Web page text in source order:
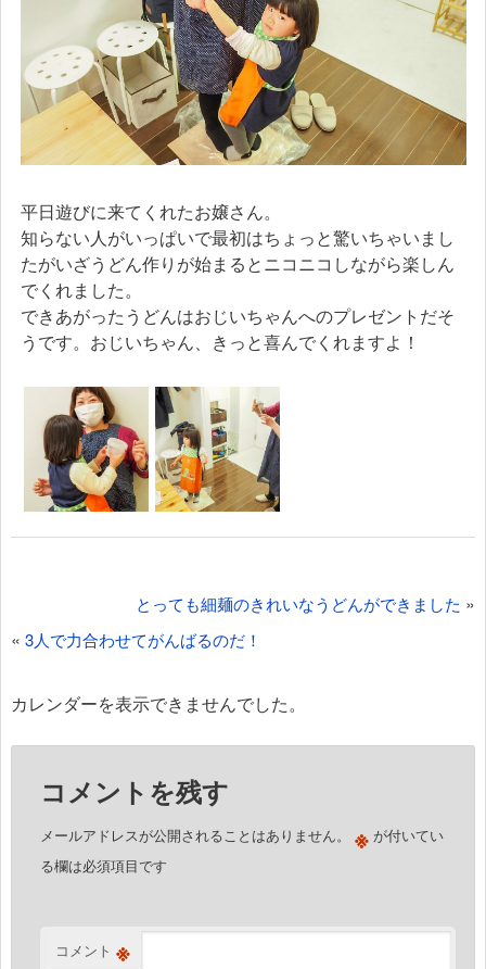
平日遊びに来てくれたお嬢さん。
知らない人がいっぱいで最初はちょっと驚いちゃいまし
たがいざうどん作りが始まるとニコニコしながら楽しん
でくれました。
できあがったうどんはおじいちゃんへのプレゼントだそ
うです。おじいちゃん、きっと喜んでくれますよ！
稿
ビ
とっても細麺のきれいなうどんができました »
« 3人で力合わせてがんばるのだ！
カレンダーを表示できませんでした。
コメントを残す
メールアドレスが公開されることはありません。 ※が付いてい
る欄は必須項目です
コメント ※